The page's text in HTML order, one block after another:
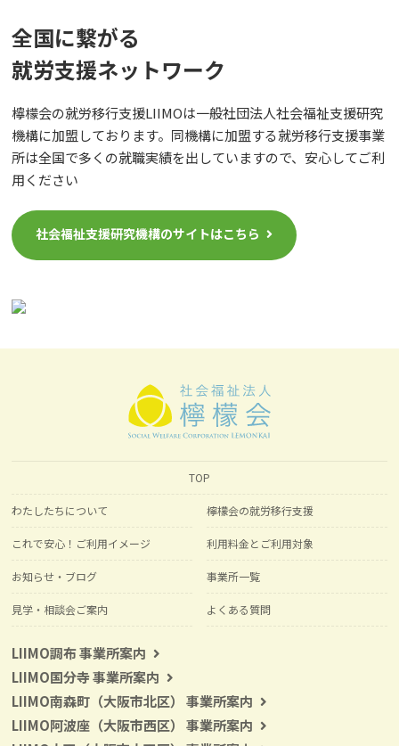
全国に繋がる
就労⽀援ネットワーク
檸檬会の就労移行支援LIIMOは一般社団法人社会福祉支援研究
機構に加盟しております。同機構に加盟する就労移行支援事業
所は全国で多くの就職実績を出していますので、安心してご利
用ください
社会福祉支援研究機構のサイトはこちら
TOP
わたしたちについて 檸檬会の就労移行支援
これで安心！ご利用イメージ 利用料金とご利用対象
お知らせ・ブログ 事業所一覧
見学・相談会ご案内 よくある質問
LIIMO調布 事業所案内
LIIMO国分寺 事業所案内
LIIMO南森町（大阪市北区） 事業所案内
LIIMO阿波座（大阪市西区） 事業所案内